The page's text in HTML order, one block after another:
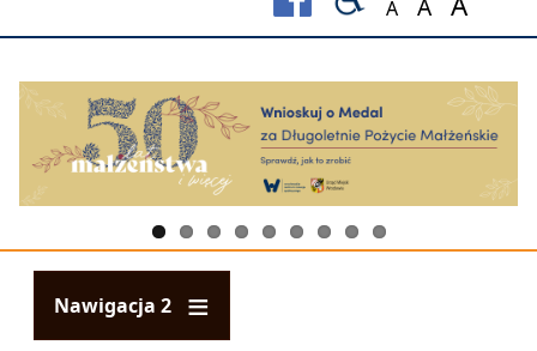
A
Set font size to
Set font
Set
Nawigacja 2